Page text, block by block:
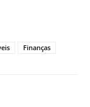
Finanças